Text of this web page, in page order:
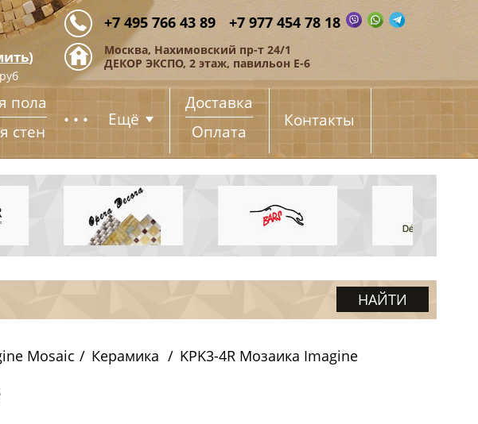
+7 495 766 43 89 +7 977 454 78 18
Москва, Нахимовский пр-т 24/1
ДЕКОР ЭКСПО, 2 этаж, павильон Е-6
)
руб
пола
стен
... Ещё
Доставка
Оплата
Контакты
Mosaic Керамика KPK3-4R Мозаика Imagine